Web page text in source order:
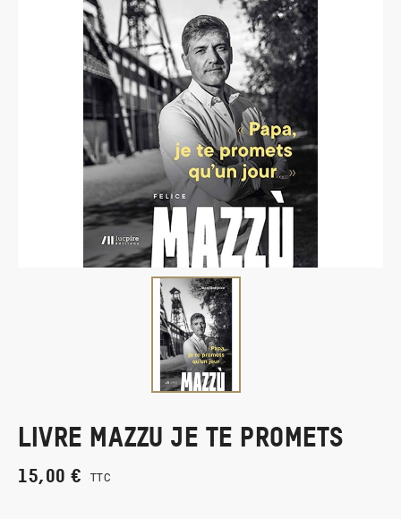
LIVRE MAZZU JE TE PROMETS
15,00 € TTC